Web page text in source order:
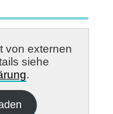
von externen
siehe
.